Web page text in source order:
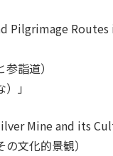
Pilgrimage
詣道）
」
Mine and its
の文化的景観）